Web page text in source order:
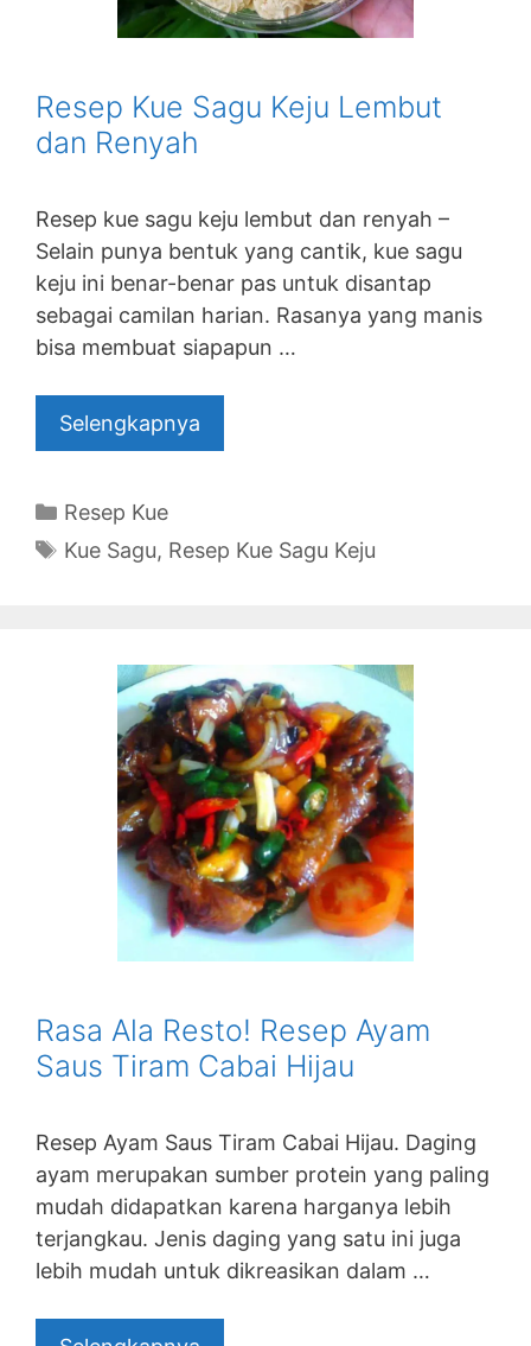
Resep Kue Sagu Keju Lembut
dan Renyah
Resep kue sagu keju lembut dan renyah –
Selain punya bentuk yang cantik, kue sagu
keju ini benar-benar pas untuk disantap
sebagai camilan harian. Rasanya yang manis
bisa membuat siapapun …
Selengkapnya
Categories
Resep Kue
Tags
Kue Sagu, Resep Kue Sagu Keju
Rasa Ala Resto! Resep Ayam
Saus Tiram Cabai Hijau
Resep Ayam Saus Tiram Cabai Hijau. Daging
ayam merupakan sumber protein yang paling
mudah didapatkan karena harganya lebih
terjangkau. Jenis daging yang satu ini juga
lebih mudah untuk dikreasikan dalam …